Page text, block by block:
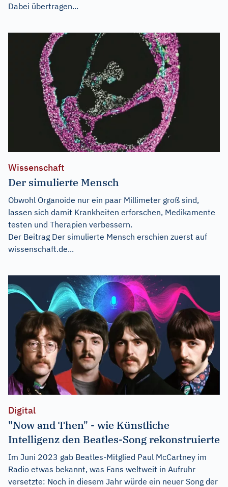
Dabei übertragen...
Wissenschaft
Der simulierte Mensch
Obwohl Organoide nur ein paar Millimeter groß sind,
lassen sich damit Krankheiten erforschen, Medikamente
testen und Therapien verbessern.
Der Beitrag Der simulierte Mensch erschien zuerst auf
wissenschaft.de...
Digital
"Now and Then" - wie Künstliche
Intelligenz den Beatles-Song rekonstruierte
Im Juni 2023 gab Beatles-Mitglied Paul McCartney im
Radio etwas bekannt, was Fans weltweit in Aufruhr
versetzte: Noch in diesem Jahr würde ein neuer Song der